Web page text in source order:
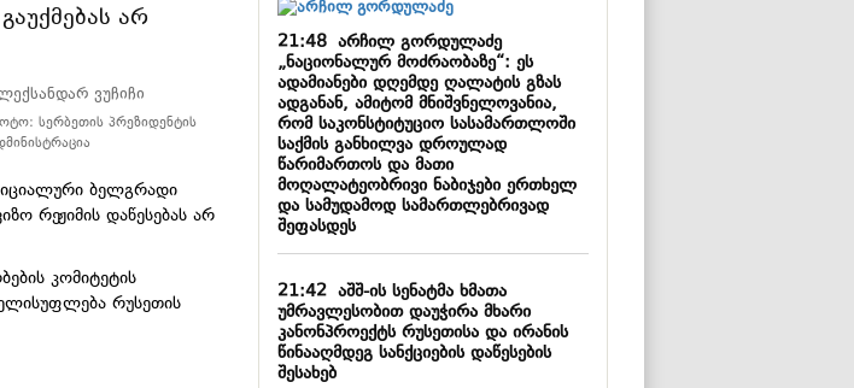
არ
ვუჩიჩი
სერბეთის პრეზიდენტის
ბელგრადი
რეჟიმის დაწესებას არ
კომიტეტის
რუსეთის
21:48არჩილ გორდულაძე
„ნაციონალურ მოძრაობაზე“: ეს
ადამიანები დღემდე ღალატის გზას
ადგანან, ამიტომ მნიშვნელოვანია,
რომ საკონსტიტუციო სასამართლოში
საქმის განხილვა დროულად
წარიმართოს და მათი
მოღალატეობრივი ნაბიჯები ერთხელ
და სამუდამოდ სამართლებრივად
შეფასდეს
21:42აშშ-ის სენატმა ხმათა
უმრავლესობით დაუჭირა მხარი
კანონპროექტს რუსეთისა და ირანის
წინააღმდეგ სანქციების დაწესების
შესახებ